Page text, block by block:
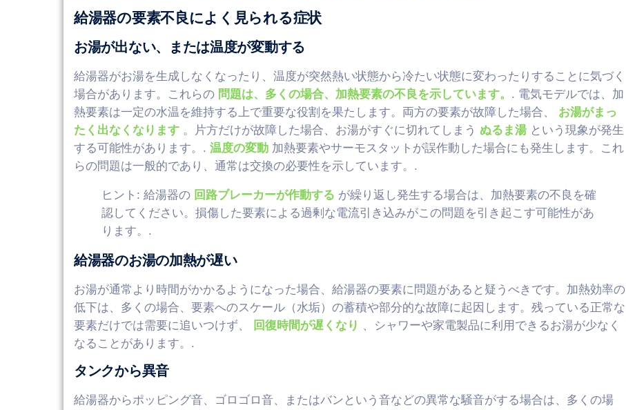
給湯器の要素不良によく見られる症状
お湯が出ない、または温度が変動する
給湯器がお湯を生成しなくなったり、温度が突然熱い状態から冷たい状態に変わったりすることに気づく
場合があります。これらの 問題は、多くの場合、加熱要素の不良を示しています。 . 電気モデルでは、加
熱要素は一定の水温を維持する上で重要な役割を果たします。両方の要素が故障した場合、 お湯がまっ
たく出なくなります 。片方だけが故障した場合、お湯がすぐに切れてしまう ぬるま湯 という現象が発生
する可能性があります。. 温度の変動 加熱要素やサーモスタットが誤作動した場合にも発生します。これ
らの問題は一般的であり、通常は交換の必要性を示しています。.
ヒント: 給湯器の 回路ブレーカーが作動する が繰り返し発生する場合は、加熱要素の不良を確
認してください。損傷した要素による過剰な電流引き込みがこの問題を引き起こす可能性があ
ります。.
給湯器のお湯の加熱が遅い
お湯が通常より時間がかかるようになった場合、給湯器の要素に問題があると疑うべきです。加熱効率の
低下は、多くの場合、要素へのスケール（水垢）の蓄積や部分的な故障に起因します。残っている正常な
要素だけでは需要に追いつけず、
回復時間が遅くなり
、シャワーや家電製品に利用できるお湯が少なく
なることがあります。.
タンクから異音
給湯器からポッピング音、ゴロゴロ音、またはバンという音などの異常な騒音がする場合は、多くの場